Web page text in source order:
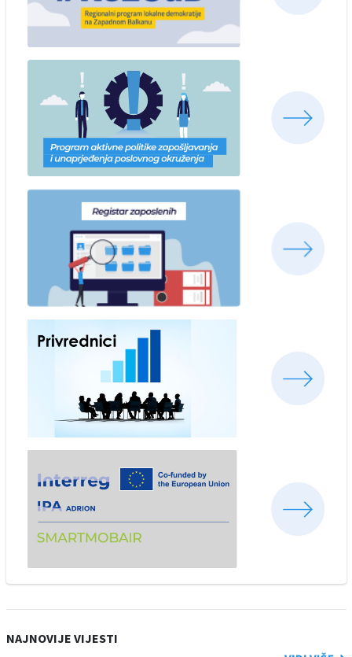
NAJNOVIJE VIJESTI